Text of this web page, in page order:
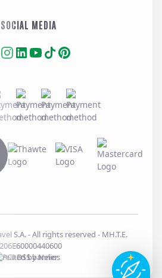
SOCIAL MEDIA
S.A. - All rights reserved - MH.T.E.
byNelios